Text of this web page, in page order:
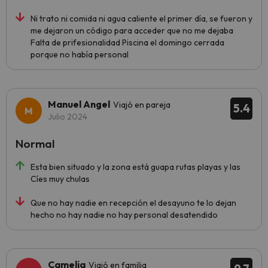
Ni trato ni comida ni agua caliente el primer día, se fueron y
me dejaron un código para acceder que no me dejaba
Falta de prifesionalidad Piscina el domingo cerrada
porque no había personal
5.4
Manuel Angel Viajó en pareja
Julio 2024
Esta bien situado y la zona está guapa rutas playas y las
Cíes muy chulas
Que no hay nadie en recepción el desayuno te lo dejan
hecho no hay nadie no hay personal desatendido
Normal
Camelia Viajó en familia